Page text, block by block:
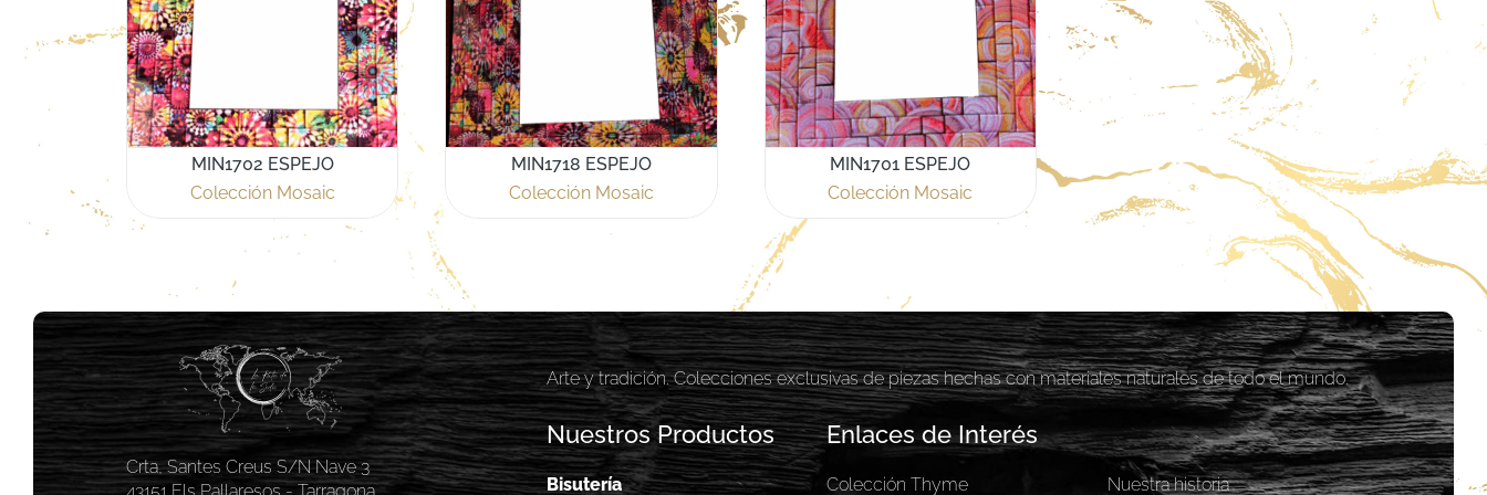
MIN1702 ESPEJO
Colección Mosaic
MIN1718 ESPEJO
Colección Mosaic
MIN1701 ESPEJO
Colección Mosaic
Crta, Santes Creus S/N Nave 3
Arte y tradición. Colecciones exclusivas de piezas hechas con materiales naturales de todo el mundo.
Nuestros Productos
Bisutería
Enlaces de Interés
Colección Thyme Nuestra historia